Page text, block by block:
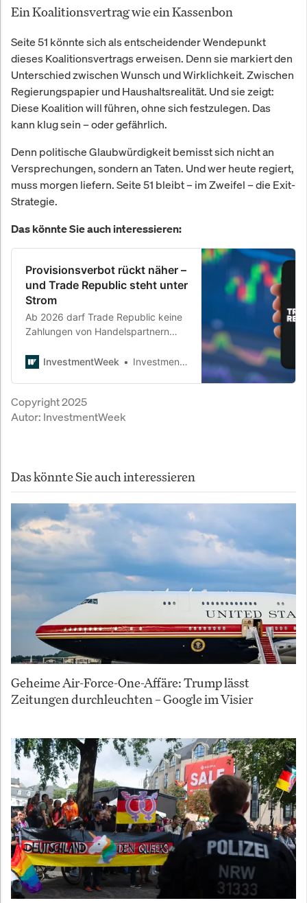
Ein Koalitionsvertrag wie ein Kassenbon
Seite 51 könnte sich als entscheidender Wendepunkt
dieses Koalitionsvertrags erweisen. Denn sie markiert den
Unterschied zwischen Wunsch und Wirklichkeit. Zwischen
Regierungspapier und Haushaltsrealität. Und sie zeigt:
Diese Koalition will führen, ohne sich festzulegen. Das
kann klug sein – oder gefährlich.
Denn politische Glaubwürdigkeit bemisst sich nicht an
Versprechungen, sondern an Taten. Und wer heute regiert,
muss morgen liefern. Seite 51 bleibt – im Zweifel – die Exit-
Strategie.
Das könnte Sie auch interessieren:
Provisionsverbot rückt näher –
und Trade Republic steht unter
Strom
Ab 2026 darf Trade Republic keine
Zahlungen von Handelspartnern
FinTech laut über einen eigenen
technisch zu spüren.
InvestmentWeek InvestmentWeek
Copyright 2025
Autor: InvestmentWeek
Das könnte Sie auch interessieren
Geheime Air-Force-One-Affäre: Trump lässt
Zeitungen durchleuchten – Google im Visier